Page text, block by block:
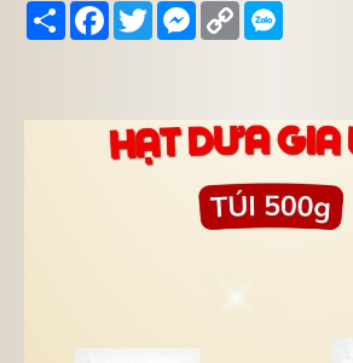
Share Facebook
TwitterMessenger
Copy
Link